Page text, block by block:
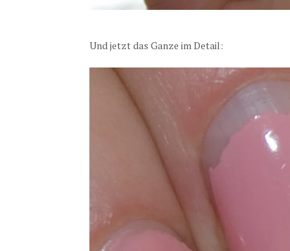
Und jetzt das Ganze im Detail: